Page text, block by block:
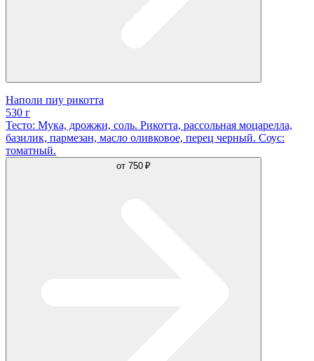
Наполи пиу рикотта
530 г
Тесто: Мука, дрожжи, соль. Рикотта, рассольная моцарелла,
базилик, пармезан, масло оливковое, перец черный. Соус:
томатный.
от 750 ₽